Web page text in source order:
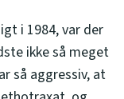
i 1984, var der
ikke så meget
så aggressiv, at